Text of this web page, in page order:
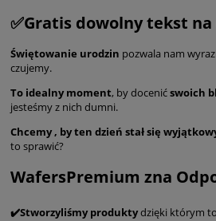
✅Gratis dowolny tekst na
Świętowanie urodzin pozwala nam
czujemy.
To idealny moment, by docenićswoich
jesteśmy z nich dumni.
Chcemy , by ten dzień stał się
to sprawić?
WafersPremium zna
✔️Stworzyliśmy produktydzięki którym